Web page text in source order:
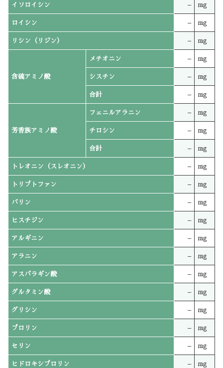
イソロイシン – mg
ロイシン – mg
リシン（リジン） – mg
含硫アミノ酸
メチオニン – mg
シスチン – mg
合計 – mg
芳香族アミノ酸
フェニルアラニン – mg
チロシン – mg
合計 – mg
トレオニン（スレオニン） – mg
トリプトファン – mg
バリン – mg
ヒスチジン – mg
アルギニン – mg
アラニン – mg
アスパラギン酸 – mg
グルタミン酸 – mg
グリシン – mg
プロリン – mg
セリン – mg
ヒドロキシプロリン – mg